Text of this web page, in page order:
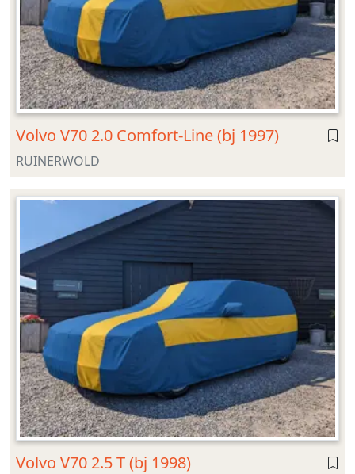
Volvo V70 2.0 Comfort-Line (bj 1997)
RUINERWOLD
Volvo V70 2.5 T (bj 1998)